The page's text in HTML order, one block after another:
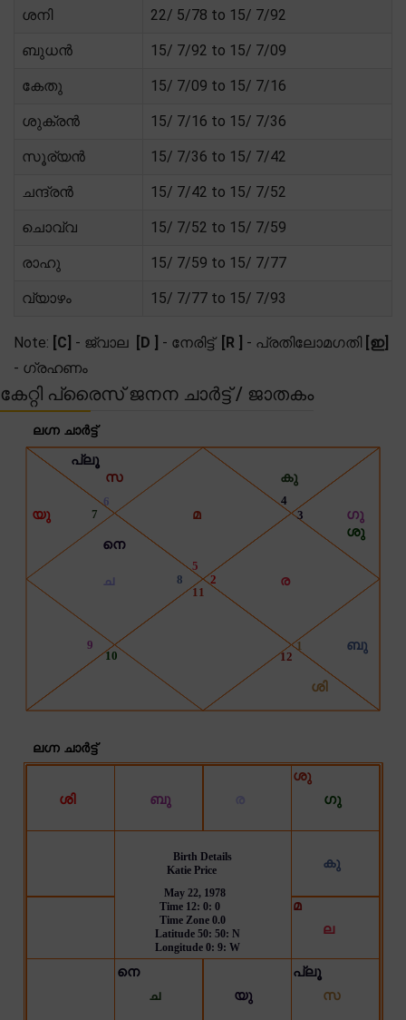
ശനി 22/ 5/78 to 15/ 7/92
ബുധൻ 15/ 7/92 to 15/ 7/09
കേതു 15/ 7/09 to 15/ 7/16
ശുക്രൻ 15/ 7/16 to 15/ 7/36
സൂര്യൻ 15/ 7/36 to 15/ 7/42
ചന്ദ്രൻ 15/ 7/42 to 15/ 7/52
ചൊവ്വ 15/ 7/52 to 15/ 7/59
രാഹു 15/ 7/59 to 15/ 7/77
വ്യാഴം 15/ 7/77 to 15/ 7/93
Note: [C] - ജ്വാല [D ] - നേരിട്ട് [R ] - പ്രതിലോമഗതി [ഇ]
- ഗ്രഹണം
കേറ്റി പ്രൈസ് ജനന ചാർട്ട് / ജാതകം